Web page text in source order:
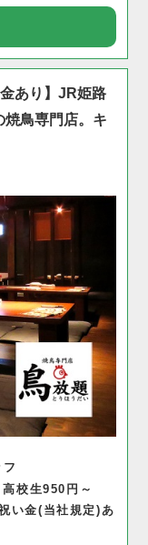
あり】JR姫路
焼鳥専門店。キ
校生950円～
い金(当社規定)あ